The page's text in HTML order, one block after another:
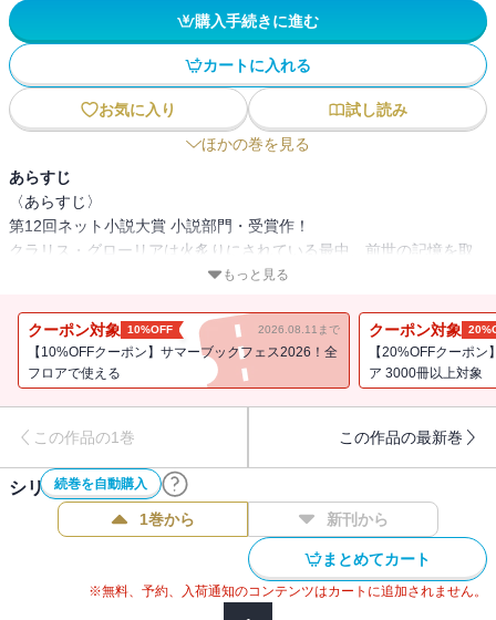
購入手続きに進む
カートに入れる
お気に入り
試し読み
ほかの巻を見る
あらすじ
〈あらすじ〉
第12回ネット小説大賞 小説部門・受賞作！
クラリス・グローリアは火炙りにされている最中、前世の記憶を取
り戻し、不老不死になった。
次女クラリス・グローリアは、火炙りの最中に前世の記憶を取り戻
し「不死の少女」として歩き出す。そんな彼女の前になおも現れる
貴族的謀略、予定調和のように起こる魔族の侵攻。落伍者となった
構えていた。世界を見放した不死の少女と、世界から見放された落
伍者たちが出会い、交わり――クラリス・グローリアという名の、
栄光の軌跡が描かれる。
〈著者からの一言〉
人が不可逆的な決断をする話が好きです。ふんわりと抱えていたも
のを捨てなきゃいけなくなる話が好きです。なんとなく大事だと思
もっと見る
クーポン対象 10%OFF 2026.08.11まで
【10%OFFクーポン】サマーブックフェス2026！全
フロアで使える
クーポン対象
【20%OFFクーポ
ア 3000冊以上対象
この作品の1巻 この作品の最新巻
続巻を自動購入
シリーズ作品(4件)
1巻から 新刊から
まとめてカート
※無料、予約、入荷通知のコンテンツはカートに追加されません。